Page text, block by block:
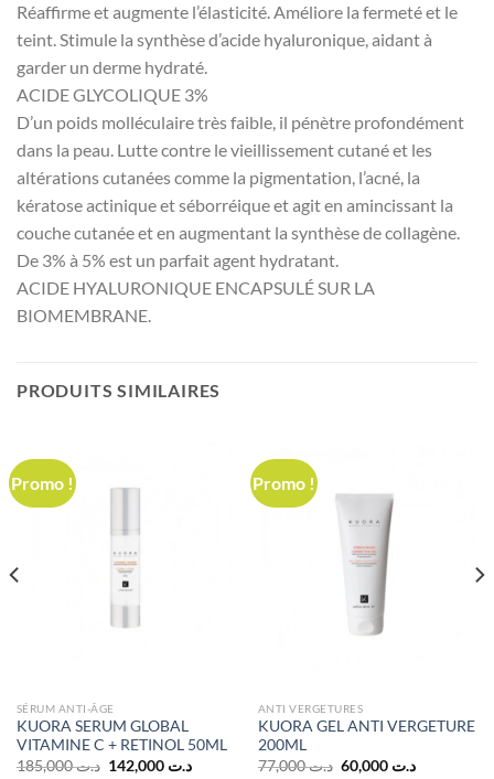
Réaffirme et augmente l’élasticité. Améliore la fermeté et le
teint. Stimule la synthèse d’acide hyaluronique, aidant à
garder un derme hydraté.
ACIDE GLYCOLIQUE 3%
D’un poids molléculaire très faible, il pénètre profondément
dans la peau. Lutte contre le vieillissement cutané et les
altérations cutanées comme la pigmentation, l’acné, la
kératose actinique et séborréique et agit en amincissant la
couche cutanée et en augmentant la synthèse de collagène.
De 3% à 5% est un parfait agent hydratant.
ACIDE HYALURONIQUE ENCAPSULÉ SUR LA
BIOMEMBRANE.
PRODUITS SIMILAIRES
Promo !
SÉRUM ANTI-ÂGE
KUORA SERUM GLOBAL
VITAMINE C + RETINOL 50ML
د.ت185,000
Le
د.ت 142,000
Le
Promo !
ANTI VERGETURES
KUORA GEL ANTI VERGETURE
200ML
د.ت77,000
Le
د.ت 60,000
Le